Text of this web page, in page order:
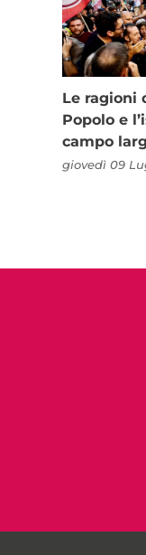
Le ragioni
Popolo e
campo
giovedì 09